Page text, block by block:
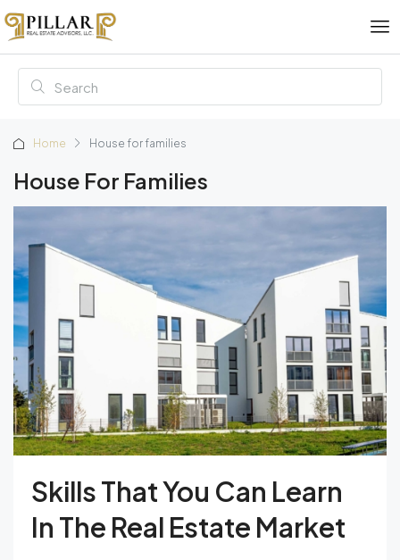
Home House for families
House For Families
Skills That You Can Learn
In The Real Estate Market